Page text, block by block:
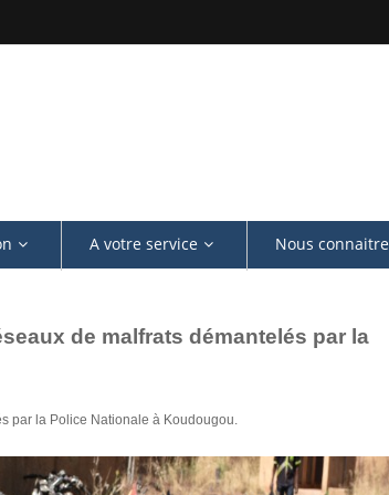
A votre service Nous connaitre
de malfrats démantelés par la
par la Police Nationale à Koudougou.